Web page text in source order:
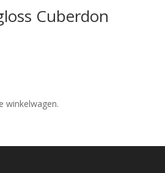
Cuberdon
winkelwagen.